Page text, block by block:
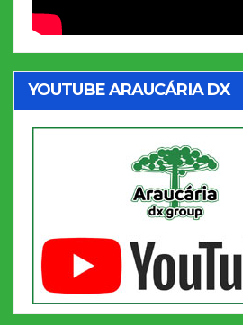
YOUTUBE ARAUCÁRIA DX